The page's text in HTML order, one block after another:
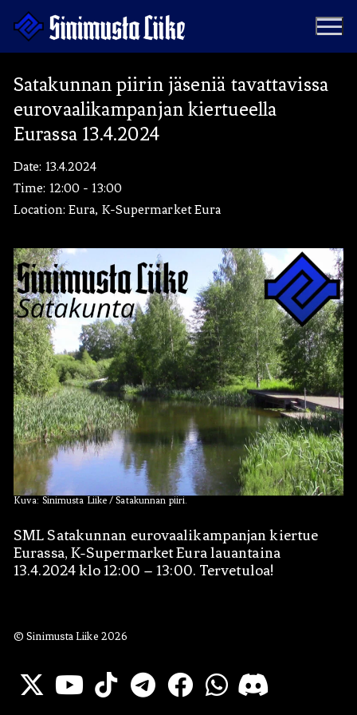
Hyppää
sisältöön
Puolue
Tapahtumat
Materiaalipankki
Vaalit
Ohjelma
Jäseneksi
Artikkelit
Uutiset
Blogit
Kauppa
Satakunnan piirin jäseniä tavattavissa
eurovaalikampanjan kiertueella
Eurassa 13.4.2024
Date: 13.4.2024
Time: 12:00 - 13:00
Location: Eura, K-Supermarket Eura
Kuva: Sinimusta Liike / Satakunnan piiri.
SML Satakunnan eurovaalikampanjan kiertue
Eurassa, K-Supermarket Eura lauantaina
13.4.2024 klo 12:00 – 13:00. Tervetuloa!
© Sinimusta Liike 2026